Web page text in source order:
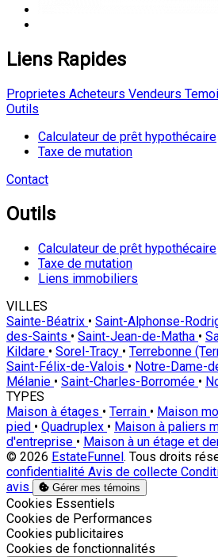
Liens Rapides
Proprietes Acheteurs Vendeurs
Outils
Calculateur de prêt hypothécaire
Taxe de mutation
Contact
Outils
Calculateur de prêt hypothécaire
Taxe de mutation
Liens immobiliers
VILLES
Sainte-Béatrix • Saint-Alphonse-
des-Saints • Saint-Jean-de-Matha •
Kildare • Sorel-Tracy • Terrebonne
Saint-Félix-de-Valois • Notre-Dame-
Mélanie • Saint-Charles-Borromée •
TYPES
Maison à étages • Terrain • Maison
pied • Quadruplex • Maison à paliers
d'entreprise • Maison à un étage et
© 2026 EstateFunnel. Tous droits
confidentialité Avis de collecte
avis
Gérer mes témoins
Activer
Cookies Essentiels
Activer
Cookies de Performances
Activer
Cookies publicitaires
Activer
Cookies de fonctionnalités